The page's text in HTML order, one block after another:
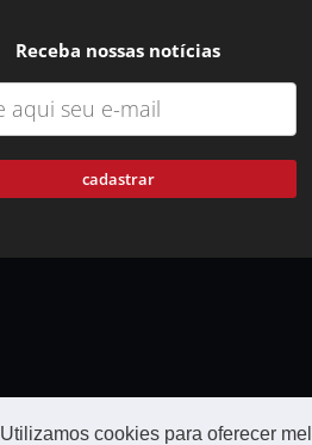
Utilizamos cookies para oferecer
Receba nossas notícias
cadastrar